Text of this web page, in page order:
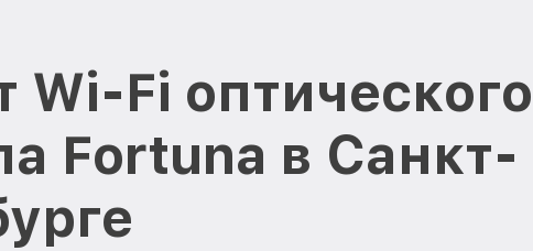
Wi-Fi оптического
Fortuna в Санкт-